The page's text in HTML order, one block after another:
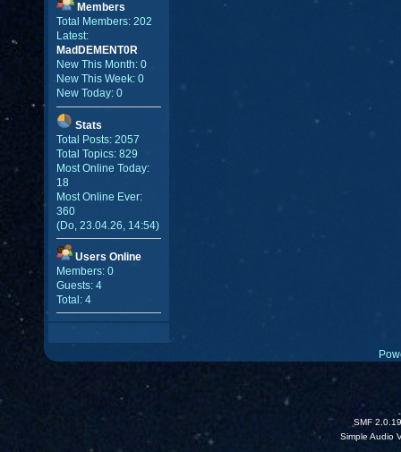
Members
Total Members: 202
Latest:
MadDEMENT0R
New This Month: 0
New This Week: 0
New Today: 0
Stats
Total Posts: 2057
Total Topics: 829
Most Online Today:
18
Most Online Ever:
360
(Do, 23.04.26, 14:54)
Users Online
Members: 0
Guests: 4
Total: 4
SMF 2.0.19
Simple Audio